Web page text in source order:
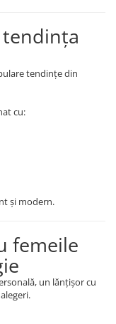
tendința
tendințe din
cu:
și modern.
femeile
un lănțișor cu